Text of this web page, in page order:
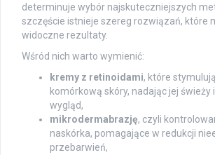
determinuje wybór najskuteczniejszych
szczęście istnieje szereg rozwiązań, które
widoczne rezultaty.
Wśród nich warto wymienić:
kremy z retinoidami, które
komórkową skóry, nadając jej świeży
wygląd,
mikrodermabrazję, czyli
naskórka, pomagające w redukcji
przebarwień,